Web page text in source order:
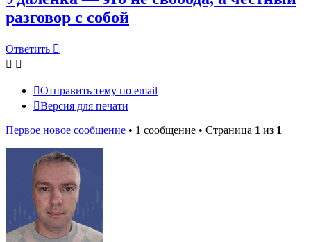
разговор с собой
Ответить
Отправить тему по email
Версия для печати
Первое новое сообщение • 1 сообщение • Страница 1 из 1